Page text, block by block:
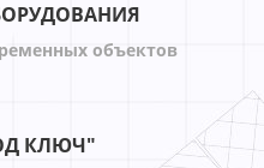
объектов
КЛЮЧ"